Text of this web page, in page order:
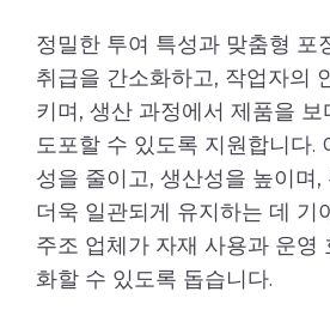
정밀한 투여 특성과 맞춤형 포
취급을 간소화하고, 작업자의
키며, 생산 과정에서 제품을 보
도포할 수 있도록 지원합니다.
성을 줄이고, 생산성을 높이며,
더욱 일관되게 유지하는 데 기
주조 업체가 자재 사용과 운영
화할 수 있도록 돕습니다.